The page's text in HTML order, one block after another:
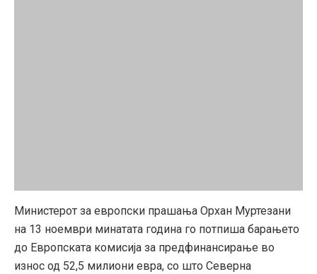
Министерот за европски прашања Орхан Муртезани
на 13 ноември минатата година го потпиша барањето
до Европската комисија за предфинансирање во
износ од 52,5 милиони евра, со што Северна